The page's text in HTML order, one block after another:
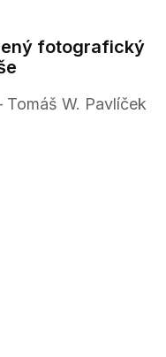
fotografický
Tomáš W. Pavlíček